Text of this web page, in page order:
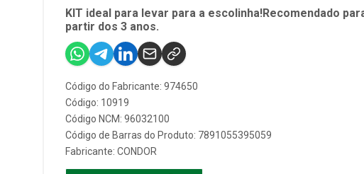
KIT ideal para levar para a escolinha!Recomendado
partir dos 3 anos.
Código do Fabricante: 974650
Código: 10919
Código NCM: 96032100
Código de Barras do Produto: 7891055395059
Fabricante: CONDOR